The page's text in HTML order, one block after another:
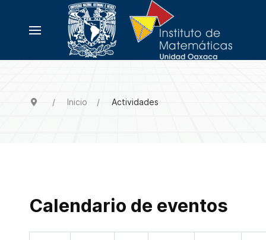
Inicio Actividades
Calendario de eventos